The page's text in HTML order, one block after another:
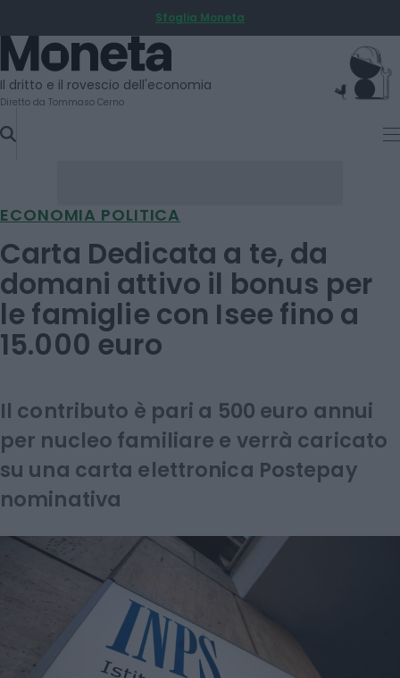
TO
CONTENT
Sfoglia Moneta
Moneta
Il dritto e il rovescio dell'economia
Diretto da Tommaso Cerno
ECONOMIA POLITICA
Carta Dedicata a te, da
domani attivo il bonus per
le famiglie con Isee fino a
15.000 euro
Il contributo è pari a 500 euro annui
per nucleo familiare e verrà caricato
su una carta elettronica Postepay
nominativa